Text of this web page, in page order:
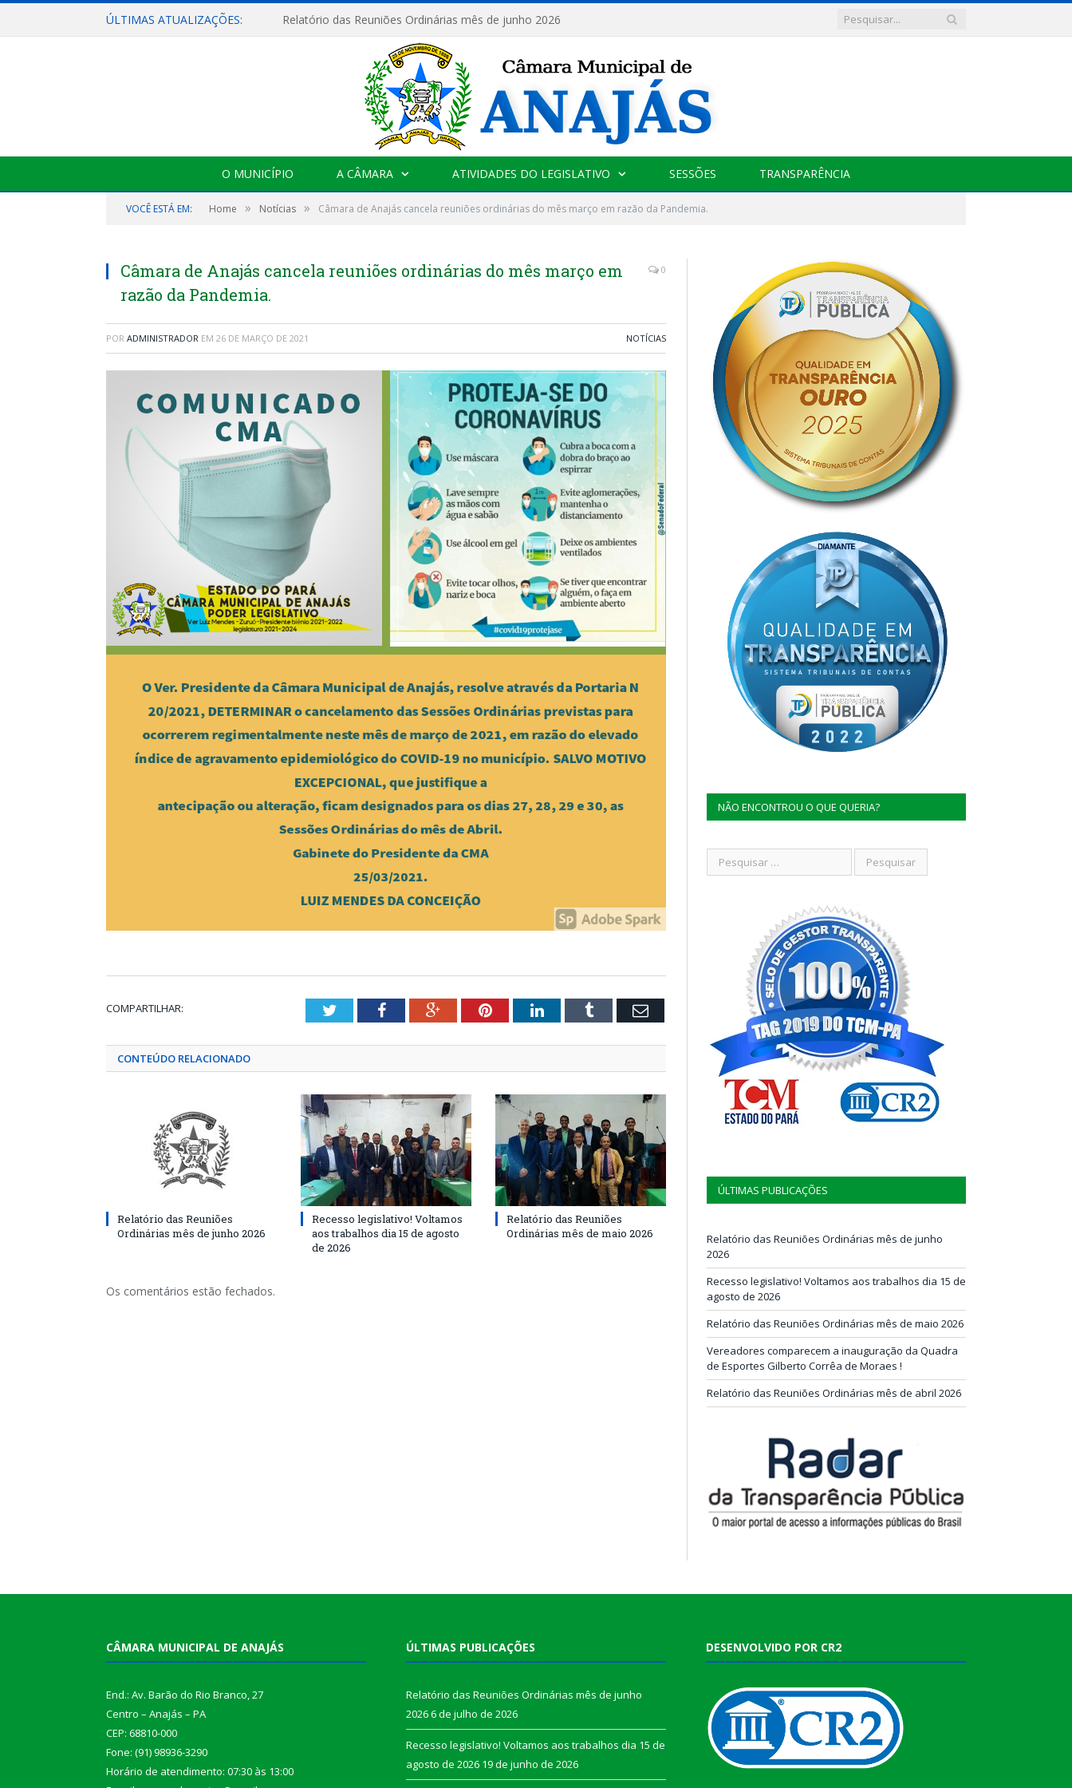
ÚLTIMAS ATUALIZAÇÕES: Relatório das Reuniões Ordinárias mês de junho 2026
O MUNICÍPIO A CÂMARA ATIVIDADES DO LEGISLATIVO SESSÕES TRANSPARÊNCIA
VOCÊ ESTÁ EM: Home » Notícias » Câmara de Anajás cancela reuniões ordinárias do mês março em razão da Pandemia.
Câmara de Anajás cancela reuniões ordinárias do mês março em
razão da Pandemia.
0
POR ADMINISTRADOR EM 26 DE MARÇO DE 2021 NOTÍCIAS
COMPARTILHAR: TwitterFacebookGoogle+PinterestLinkedInTumblr Email
CONTEÚDO RELACIONADO
Relatório das Reuniões
Ordinárias mês de junho 2026
Recesso legislativo! Voltamos
aos trabalhos dia 15 de agosto
de 2026
Relatório das Reuniões
Ordinárias mês de maio 2026
Os comentários estão fechados.
NÃO ENCONTROU O QUE QUERIA?
ÚLTIMAS PUBLICAÇÕES
Relatório das Reuniões Ordinárias mês de junho
2026
Recesso legislativo! Voltamos aos trabalhos dia 15 de
agosto de 2026
Relatório das Reuniões Ordinárias mês de maio 2026
Vereadores comparecem a inauguração da Quadra
de Esportes Gilberto Corrêa de Moraes !
Relatório das Reuniões Ordinárias mês de abril 2026
CÂMARA MUNICIPAL DE ANAJÁS
End.: Av. Barão do Rio Branco, 27
Centro – Anajás – PA
CEP: 68810-000
Fone: (91) 98936-3290
Horário de atendimento: 07:30 às 13:00
ÚLTIMAS PUBLICAÇÕES
Relatório das Reuniões Ordinárias mês de junho
20266 de julho de 2026
Recesso legislativo! Voltamos aos trabalhos dia 15 de
agosto de 2026 19 de junho de 2026
DESENVOLVIDO POR CR2